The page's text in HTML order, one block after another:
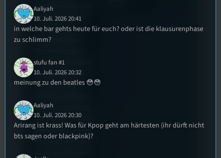
Stummfilmfestivals
Deutschland und
wurde auch mit
dem deutschen
2022 gekürt. Diesen
Sommer geht das
Festival in die 44.
die Festivalleitung,
hat sich für uns Zeit
genommen um die
wichtigsten Fragen
Aaliyah
10. Juli. 2026 20:41
in welche bar gehts heute für euch? oder ist die klausurenphase
zu schlimm?
stufu fan #1
10. Juli. 2026 20:32
meinung zu den beatles 😳😳
Aaliyah
10. Juli. 2026 20:30
Arirang ist krass! Was für Kpop geht am härtesten (ihr dürft nicht
bts sagen oder blackpink)?